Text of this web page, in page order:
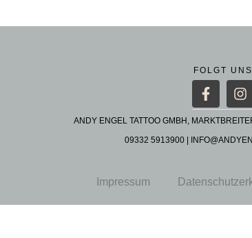
FOLGT UNS
ANDY ENGEL TATTOO GMBH,
09332 5913900 |
Impressum